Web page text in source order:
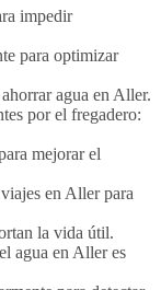
impedir
para optimizar
agua en Aller.
por el fregadero:
mejorar el
en Aller para
la vida útil.
agua en Aller es